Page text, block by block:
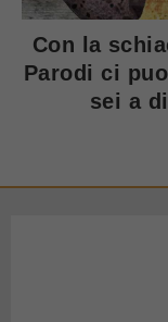
Con la
Parodi ci
sei a